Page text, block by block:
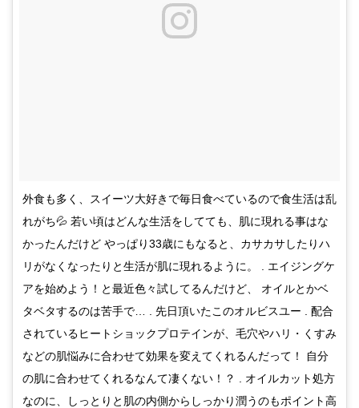
外食も多く、スイーツ大好きで毎日食べているので食生活は乱
れがち💦 若い頃はどんな生活をしてても、肌に現れる事はな
かったんだけど やっぱり33歳にもなると、カサカサしたりハ
リがなくなったりと生活が肌に現れるように。 . エイジングケ
アを始めよう！と最近色々試してるんだけど、 オイルとかベ
タベタするのは苦手で… . 先日頂いたこのオルビスユー . 配合
されているヒートショックプロテインが、毛穴やハリ・くすみ
などの肌悩みに合わせて効果を変えてくれるんだって！ 自分
の肌に合わせてくれるなんて凄くない！？ . オイルカット処方
なのに、しっとりと肌の内側からしっかり潤うのもポイント高